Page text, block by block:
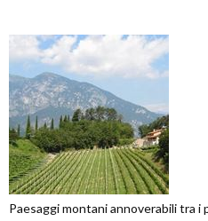
Paesaggi montani annoverabili tra i